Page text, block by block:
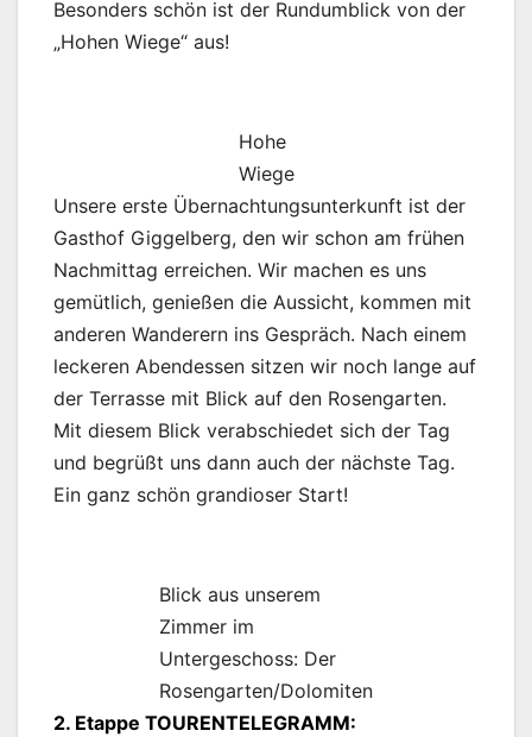
Besonders schön ist der Rundumblick von der
„Hohen Wiege“ aus!
Hohe
Wiege
Unsere erste Übernachtungsunterkunft ist der
Gasthof Giggelberg, den wir schon am frühen
Nachmittag erreichen. Wir machen es uns
gemütlich, genießen die Aussicht, kommen mit
anderen Wanderern ins Gespräch. Nach einem
leckeren Abendessen sitzen wir noch lange auf
der Terrasse mit Blick auf den Rosengarten.
Mit diesem Blick verabschiedet sich der Tag
und begrüßt uns dann auch der nächste Tag.
Ein ganz schön grandioser Start!
Blick aus unserem
Zimmer im
Untergeschoss: Der
Rosengarten/Dolomiten
2. Etappe TOURENTELEGRAMM: